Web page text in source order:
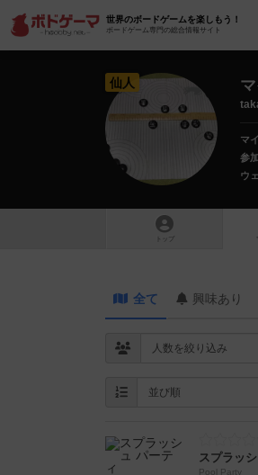
世界のボードゲームを楽しもう！
ボードゲーム専門の総合情報サイト
仙人
マ
参
ウ
トップ
全て 興味あり
スプラッ
Pool Party